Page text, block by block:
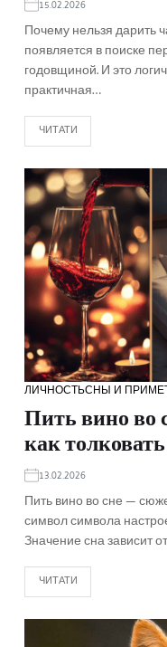
15.02.2026
Почему нельзя дарить
появляется в поиске
годовщиной. И это
практичная…
ЧИТАТИ
ЛИЧНОСТЬСНЫ И
Пить вино во
как
13.02.2026
Пить вино во сне —
символ символа
Значение сна зависит
ЧИТАТИ